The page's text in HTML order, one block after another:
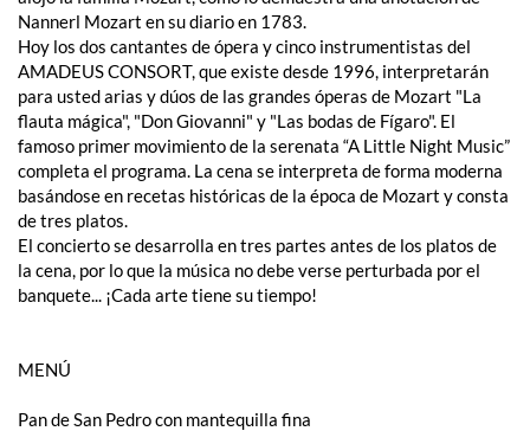
Nannerl Mozart en su diario en 1783.
Hoy los dos cantantes de ópera y cinco instrumentistas del
AMADEUS CONSORT, que existe desde 1996, interpretarán
para usted arias y dúos de las grandes óperas de Mozart "La
flauta mágica", "Don Giovanni" y "Las bodas de Fígaro". El
famoso primer movimiento de la serenata “A Little Night Music”
completa el programa. La cena se interpreta de forma moderna
basándose en recetas históricas de la época de Mozart y consta
de tres platos.
El concierto se desarrolla en tres partes antes de los platos de
la cena, por lo que la música no debe verse perturbada por el
banquete... ¡Cada arte tiene su tiempo!
MENÚ
Pan de San Pedro con mantequilla fina